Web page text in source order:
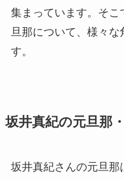
集まっています。そ
旦那について、様々
す。
坂井真紀の元旦那
坂井真紀さんの元旦